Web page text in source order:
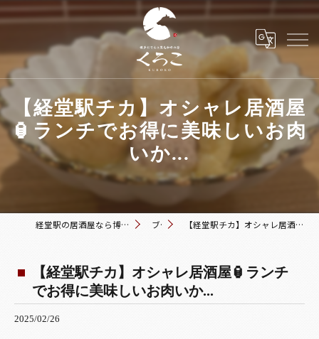
【経堂駅チカ】オシャレ居酒屋
🏮ランチでお得に美味しいお肉
いか...
経堂駅の居酒屋なら博多おでんと黒毛和牛の店 くろこ ブログ 【経堂駅チカ】オシャレ居酒屋🏮ランチでお得に美味しいお肉いか...
【経堂駅チカ】オシャレ居酒屋🏮ランチ
でお得に美味しいお肉いか...
2025/02/26